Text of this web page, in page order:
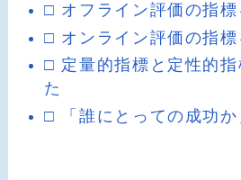
□ オフライン評価の指標
□ オンライン評価の指標
□ 定量的指標と定性的指
た
□ 「誰にとっての成功か